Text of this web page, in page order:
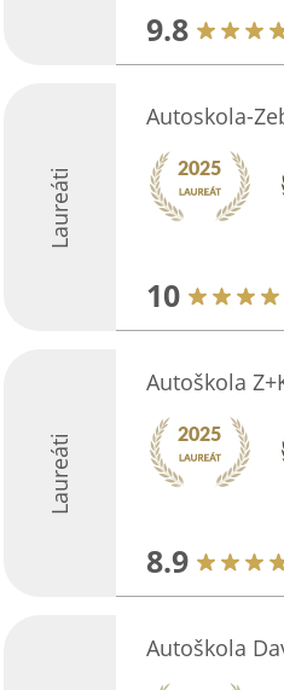
9.8
Laureáti
Autoskola-
10
Laureáti
Autoškola
8.9
Autoškola